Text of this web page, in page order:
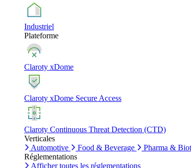
Industriel
Plateforme
Claroty xDome
Claroty xDome Secure Access
Claroty Continuous Threat Detection (CTD)
Verticales
Automotive
Food & Beverage Pharma &
Réglementations
Afficher toutes les réglementations